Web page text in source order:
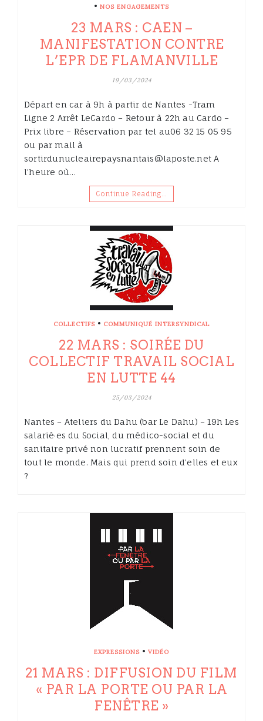
• NOS ENGAGEMENTS
23 MARS : CAEN –
MANIFESTATION CONTRE
L’EPR DE FLAMANVILLE
19/03/2024
Départ en car à 9h à partir de Nantes -Tram
Ligne 2 Arrêt LeCardo – Retour à 22h au Cardo –
Prix libre – Réservation par tel au06 32 15 05 95
ou par mail à
sortirdunucleairepaysnantais@laposte.net A
l’heure où…
Continue Reading…
COLLECTIFS • COMMUNIQUÉ INTERSYNDICAL
22 MARS : SOIRÉE DU
COLLECTIF TRAVAIL SOCIAL
EN LUTTE 44
25/03/2024
Nantes – Ateliers du Dahu (bar Le Dahu) – 19h Les
salarié·es du Social, du médico-social et du
sanitaire privé non lucratif prennent soin de
tout le monde. Mais qui prend soin d’elles et eux
?
EXPRESSIONS • VIDÉO
21 MARS : DIFFUSION DU FILM
« PAR LA PORTE OU PAR LA
FENÊTRE »